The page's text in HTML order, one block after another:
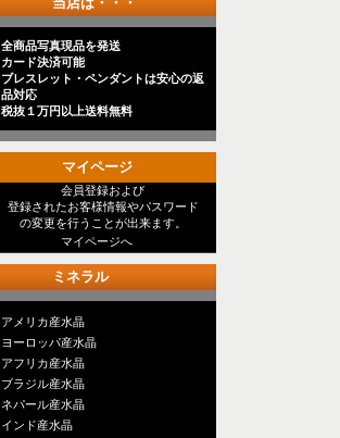
全商品写真現品を発送
カード決済可能
ブレスレット・ペンダントは安心の返
品対応
税抜１万円以上送料無料
マイページ
会員登録および
登録されたお客様情報やパスワード
の変更を行うことが出来ます。
マイページへ
ミネラル
アメリカ産水晶
ヨーロッパ産水晶
アフリカ産水晶
ブラジル産水晶
ネパール産水晶
インド産水晶